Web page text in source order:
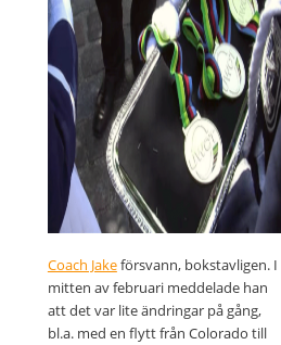
Coach Jakeförsvann, bokstavligen. I
mitten av februari meddelade han
att det var lite ändringar på gång,
bl.a. med en flytt från Colorado till